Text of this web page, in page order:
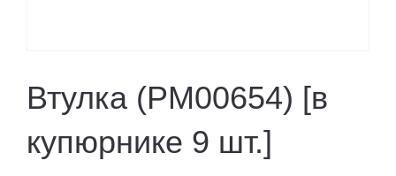
Втулка (PM00654) [в
купюрнике 9 шт.]